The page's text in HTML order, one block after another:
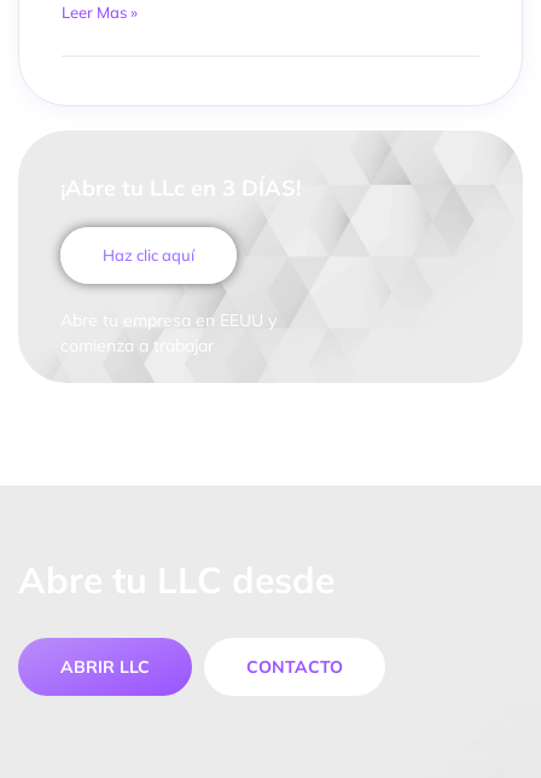
Leer Mas »
¡Abre tu LLc en 3 DÍAS!
Haz clic aquí
Abre tu empresa en EEUU y
comienza a trabajar
ABRIR LLC CONTACTO